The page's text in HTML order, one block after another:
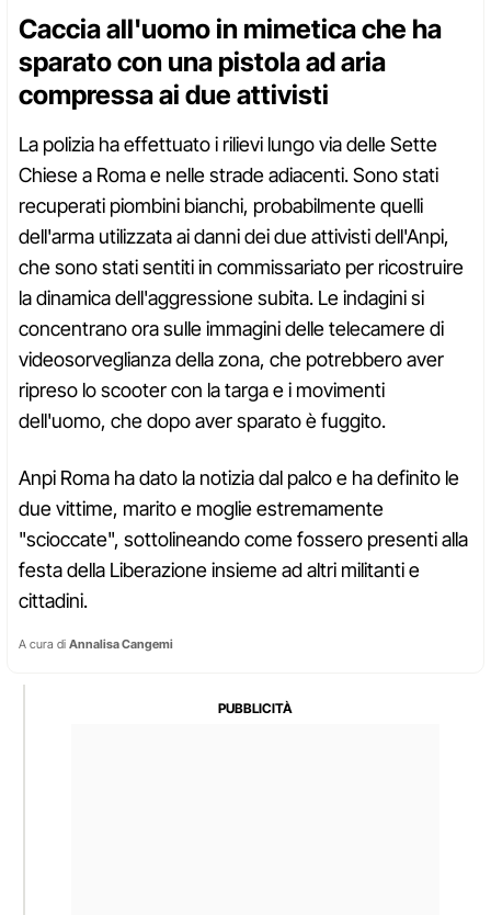
Caccia all'uomo in mimetica che ha
sparato con una pistola ad aria
compressa ai due attivisti
La polizia ha effettuato i rilievi lungo via delle Sette
Chiese a Roma e nelle strade adiacenti. Sono stati
recuperati piombini bianchi, probabilmente quelli
dell'arma utilizzata ai danni dei due attivisti dell'Anpi,
che sono stati sentiti in commissariato per ricostruire
la dinamica dell'aggressione subita. Le indagini si
concentrano ora sulle immagini delle telecamere di
videosorveglianza della zona, che potrebbero aver
ripreso lo scooter con la targa e i movimenti
dell'uomo, che dopo aver sparato è fuggito.
Anpi Roma ha dato la notizia dal palco e ha definito le
due vittime, marito e moglie estremamente
"scioccate", sottolineando come fossero presenti alla
festa della Liberazione insieme ad altri militanti e
cittadini.
A cura di Annalisa Cangemi